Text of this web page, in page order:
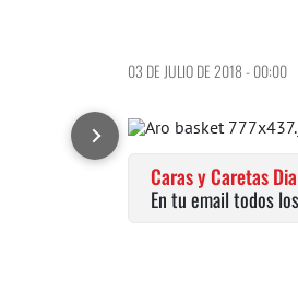
03 DE JULIO DE 2018 - 00:00
Caras y Caretas
En tu email todos